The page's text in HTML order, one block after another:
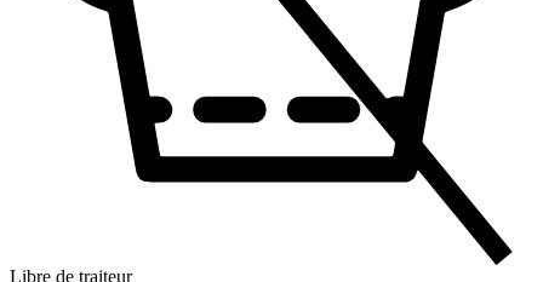
Libre de traiteur